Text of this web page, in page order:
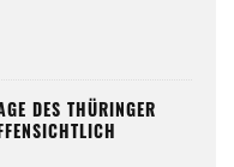
DES THÜRINGER